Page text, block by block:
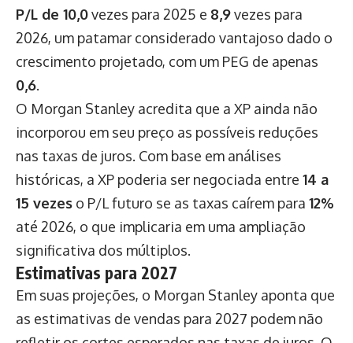
P/L de 10,0vezes para 2025 e 8,9vezes para
2026, um patamar considerado vantajoso dado o
crescimento projetado, com um PEG de apenas
0,6.
O Morgan Stanley acredita que a XP ainda não
incorporou em seu preço as possíveis reduções
nas taxas de juros. Com base em análises
históricas, a XP poderia ser negociada entre 14 a
15 vezes o P/L futuro se as taxas caírem para 12%
até 2026, o que implicaria em uma ampliação
significativa dos múltiplos.
Estimativas para 2027
Em suas projeções, o Morgan Stanley aponta que
as estimativas de vendas para 2027 podem não